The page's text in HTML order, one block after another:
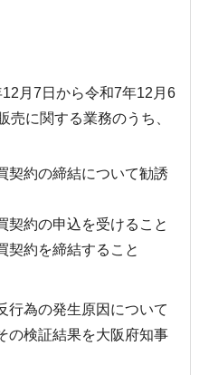
月7日から令和7年12月6
売に関する業務のうち、
約の締結について勧誘
約の申込を受けること
約を締結すること
為の発生原因について
の検証結果を大阪府知事